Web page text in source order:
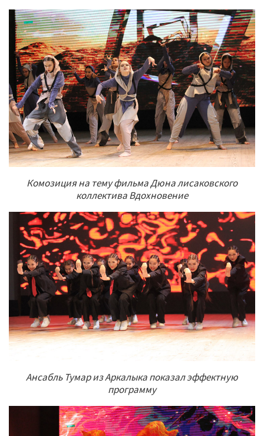
Комозиция на тему фильма Дюна лисаковского
коллектива Вдохновение
Ансабль Тумар из Аркалыка показал эффектную
программу